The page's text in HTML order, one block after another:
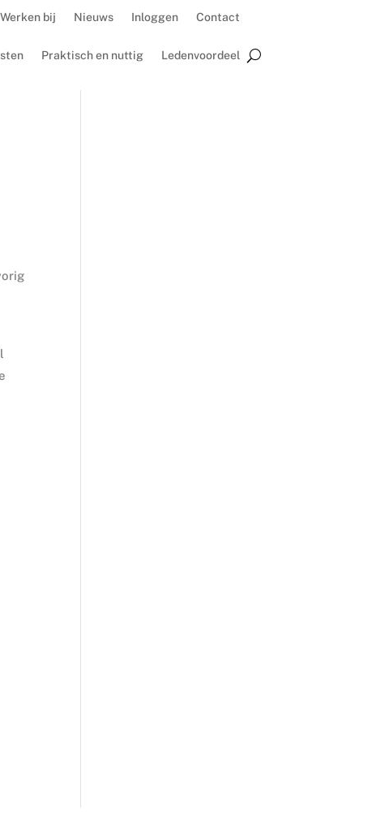
Werken bij Nieuws Inloggen Contact
Praktisch en nuttig Ledenvoordeel